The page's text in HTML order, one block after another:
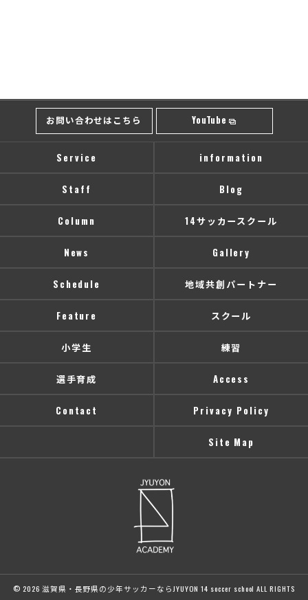
お問い合わせはこちら YouTube
Service information
Staff Blog
Column 14サッカースクール
News Gallery
Schedule 地域共創パートナー
Feature スクール
小学生 練習
選手育成 Access
Contact Privacy Policy
Site Map
© 2026 滋賀県・長野県の少年サッカーならJYUYON 14 soccer school ALL RIGHTS